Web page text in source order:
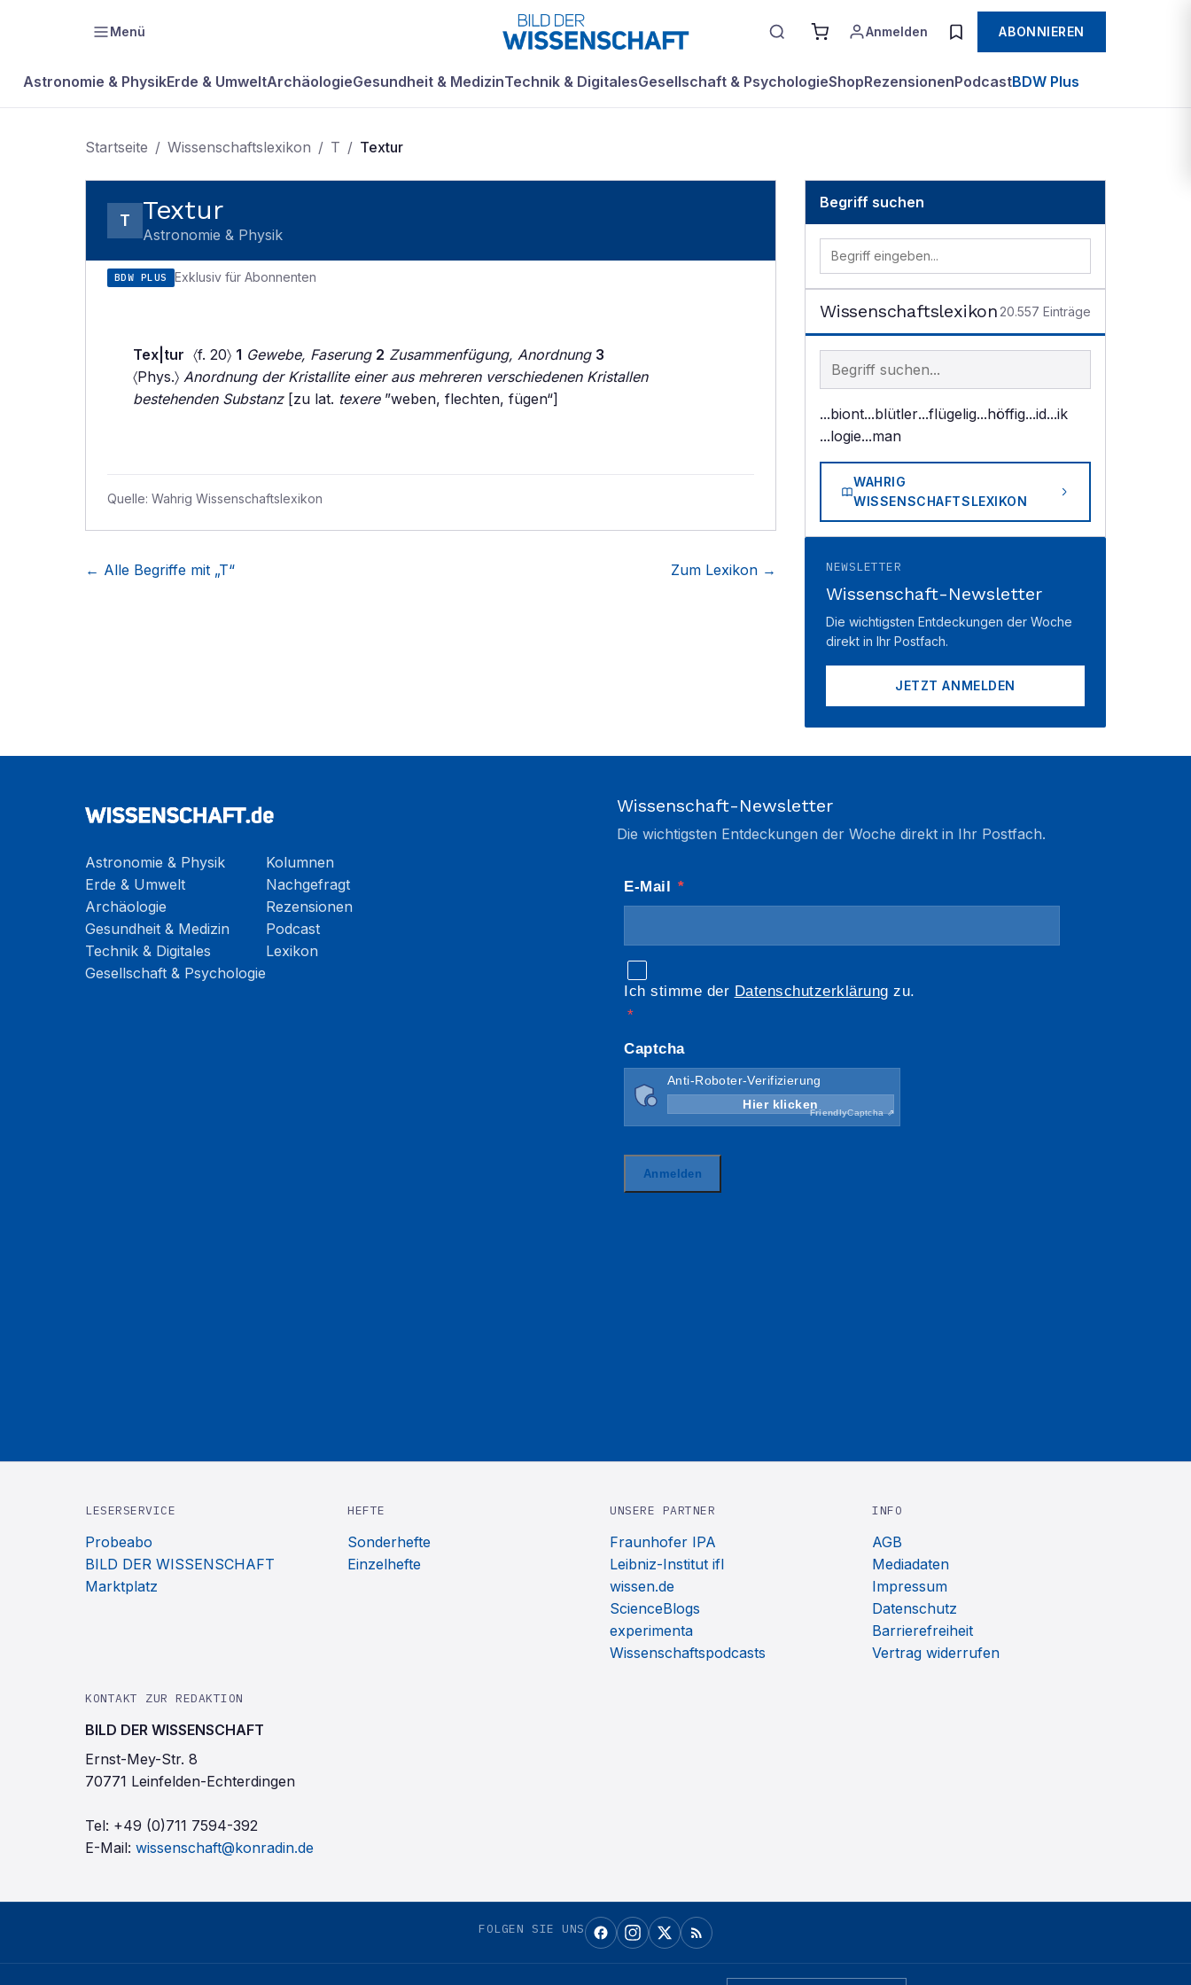
Menü Anmelden ABONNIEREN
Astronomie & PhysikErde & UmweltArchäologieGesundheit & MedizinTechnik & DigitalesGesellschaft & PsychologieShopRezensionenPodcastBDW Plus
Startseite / Wissenschaftslexikon / T / Textur
T Textur
Astronomie & Physik
BDW PLUS Exklusiv für Abonnenten
Tex|tur 〈f. 20〉 1 Gewebe, Faserung 2 Zusammenfügung, Anordnung 3
〈Phys.〉 Anordnung der Kristallite einer aus mehreren verschiedenen Kristallen
bestehenden Substanz[zu lat. texere”weben, flechten, fügen“]
Quelle: Wahrig Wissenschaftslexikon
← Alle Begriffe mit „T“ Zum Lexikon →
Begriff suchen
Wissenschaftslexikon 20.557 Einträge
Begriff im Lexikon suchen
...biont...blütler...flügelig...höffig...id...ik
...logie...man
WAHRIG
WISSENSCHAFTSLEXIKON
NEWSLETTER
Wissenschaft-Newsletter
Die wichtigsten Entdeckungen der Woche
direkt in Ihr Postfach.
JETZT ANMELDEN
Astronomie & Physik
Erde & Umwelt
Archäologie
Gesundheit & Medizin
Technik & Digitales
Gesellschaft & Psychologie
Kolumnen
Nachgefragt
Rezensionen
Podcast
Lexikon
Wissenschaft-Newsletter
Die wichtigsten Entdeckungen der Woche direkt in Ihr Postfach.
LESERSERVICE
Probeabo
BILD DER WISSENSCHAFT
Marktplatz
HEFTE
Sonderhefte
Einzelhefte
UNSERE PARTNER
Fraunhofer IPA
Leibniz-Institut ifl
wissen.de
ScienceBlogs
experimenta
Wissenschaftspodcasts
INFO
AGB
Mediadaten
Impressum
Datenschutz
Barrierefreiheit
Vertrag widerrufen
KONTAKT ZUR REDAKTION
BILD DER WISSENSCHAFT
Ernst-Mey-Str. 8
70771 Leinfelden-Echterdingen
Tel: +49 (0)711 7594-392
E-Mail: wissenschaft@konradin.de
FOLGEN SIE UNS